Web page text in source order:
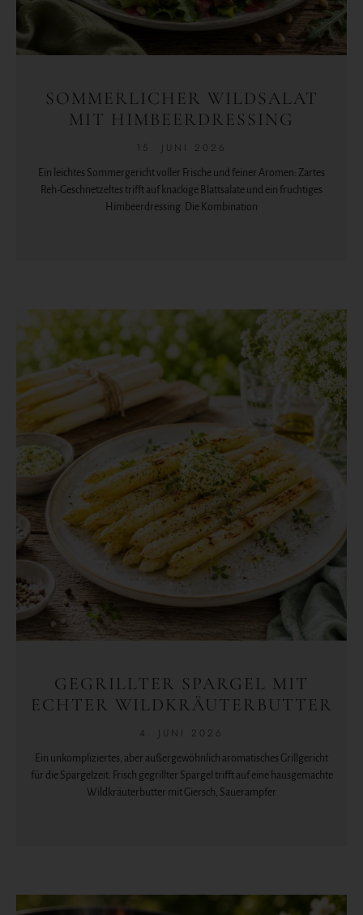
SOMMERLICHER WILDSALAT
MIT HIMBEERDRESSING
15. JUNI 2026
Ein leichtes Sommergericht voller Frische und feiner Aromen: Zartes
Reh-Geschnetzeltes trifft auf knackige Blattsalate und ein fruchtiges
Himbeerdressing. Die Kombination
GEGRILLTER SPARGEL MIT
ECHTER WILDKRÄUTERBUTTER
4. JUNI 2026
Ein unkompliziertes, aber außergewöhnlich aromatisches Grillgericht
für die Spargelzeit: Frisch gegrillter Spargel trifft auf eine hausgemachte
Wildkräuterbutter mit Giersch, Sauerampfer